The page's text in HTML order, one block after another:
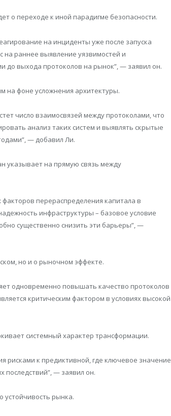
о переходе к иной парадигме безопасности.
на инциденты уже после запуска
на раннее выявление уязвимостей и
до выхода протоколов на рынок”, — заявил он.
на фоне усложнения архитектуры.
число взаимосвязей между протоколами, что
анализ таких систем и выявлять скрытые
— добавил Ли.
указывает на прямую связь между
перераспределения капитала в
инфраструктуры – базовое условие
существенно снизить эти барьеры”, —
но и о рыночном эффекте.
одновременно повышать качество протоколов
критическим фактором в условиях высокой
системный характер трансформации.
рисками к предиктивной, где ключевое значение
последствий”, — заявил он.
устойчивость рынка.